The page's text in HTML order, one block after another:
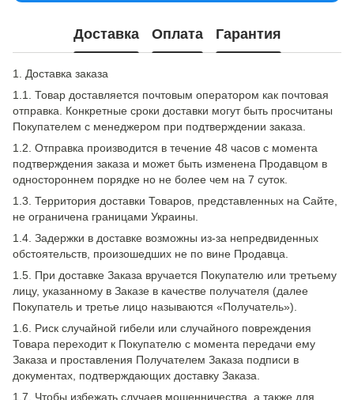
Доставка Оплата Гарантия
1. Доставка заказа
1.1. Товар доставляется почтовым оператором как почтовая
отправка. Конкретные сроки доставки могут быть просчитаны
Покупателем с менеджером при подтверждении заказа.
1.2. Отправка производится в течение 48 часов с момента
подтверждения заказа и может быть изменена Продавцом в
одностороннем порядке но не более чем на 7 суток.
1.3. Территория доставки Товаров, представленных на Сайте,
не ограничена границами Украины.
1.4. Задержки в доставке возможны из-за непредвиденных
обстоятельств, произошедших не по вине Продавца.
1.5. При доставке Заказа вручается Покупателю или третьему
лицу, указанному в Заказе в качестве получателя (далее
Покупатель и третье лицо называются «Получатель»).
1.6. Риск случайной гибели или случайного повреждения
Товара переходит к Покупателю с момента передачи ему
Заказа и проставления Получателем Заказа подписи в
документах, подтверждающих доставку Заказа.
1.7. Чтобы избежать случаев мошенничества, а также для